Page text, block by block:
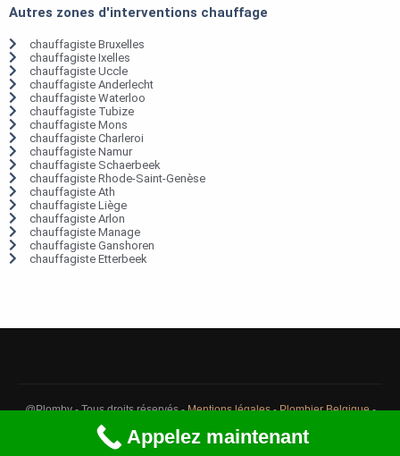
Autres zones d'interventions chauffage
chauffagiste Bruxelles
chauffagiste Ixelles
chauffagiste Uccle
chauffagiste Anderlecht
chauffagiste Waterloo
chauffagiste Tubize
chauffagiste Mons
chauffagiste Charleroi
chauffagiste Namur
chauffagiste Schaerbeek
chauffagiste Rhode-Saint-Genèse
chauffagiste Ath
chauffagiste Liège
chauffagiste Arlon
chauffagiste Manage
chauffagiste Ganshoren
chauffagiste Etterbeek
@Plomby - Tous droits réservés -Mentions légales-Plombier Belgique-
Débouchage Belgique
Appelez maintenant